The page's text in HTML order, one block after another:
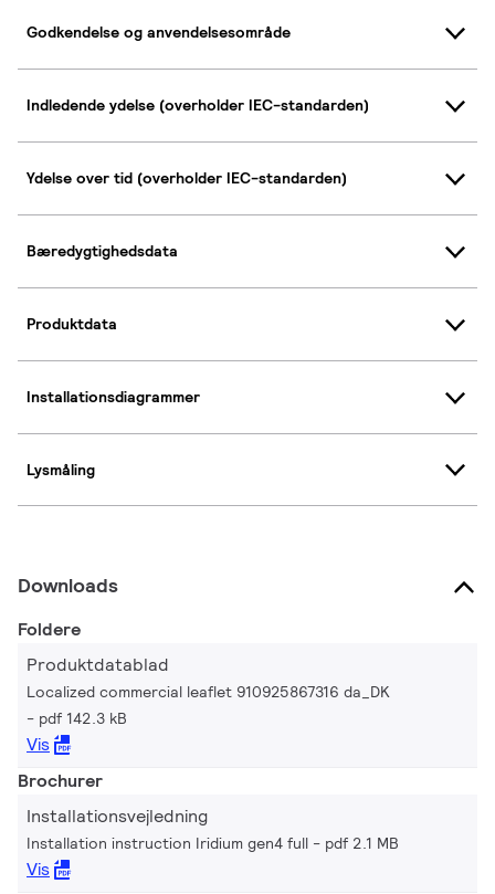
Godkendelse og anvendelsesområde
Indledende ydelse (overholder IEC-standarden)
Ydelse over tid (overholder IEC-standarden)
Bæredygtighedsdata
Produktdata
Installationsdiagrammer
Lysmåling
Downloads
Foldere
Produktdatablad
Localized commercial leaflet 910925867316 da_DK
pdf 142.3 kB
Vis
Brochurer
Installationsvejledning
Installation instruction Iridium gen4 full pdf 2.1 MB
Vis